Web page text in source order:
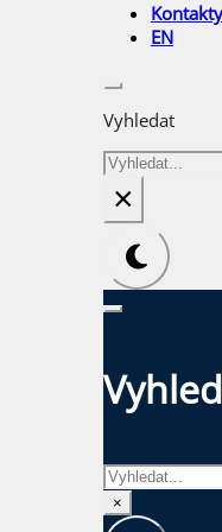
Kontakty
EN
Vyhledat
Hledat
×
Hledat
×